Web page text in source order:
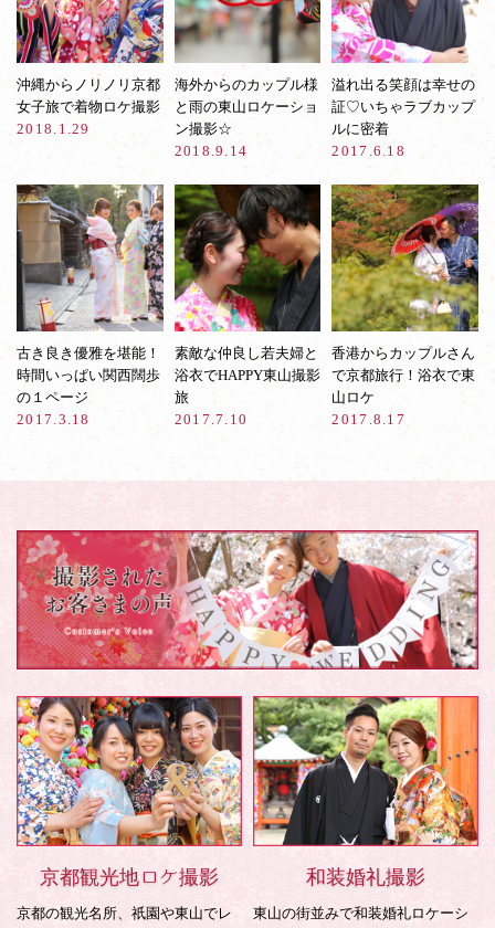
沖縄からノリノリ京都
女子旅で着物ロケ撮影
2018.1.29
海外からのカップル様
と雨の東山ロケーショ
ン撮影☆
2018.9.14
溢れ出る笑顔は幸せの
証♡いちゃラブカップ
ルに密着
2017.6.18
古き良き優雅を堪能！
時間いっぱい関西闊歩
の１ページ
2017.3.18
素敵な仲良し若夫婦と
浴衣でHAPPY東山撮影
旅
2017.7.10
香港からカップルさん
で京都旅行！浴衣で東
山ロケ
2017.8.17
京都観光地ロケ撮影
京都の観光名所、祇園や東山でレ
和装婚礼撮影
東山の街並みで和装婚礼ロケーシ